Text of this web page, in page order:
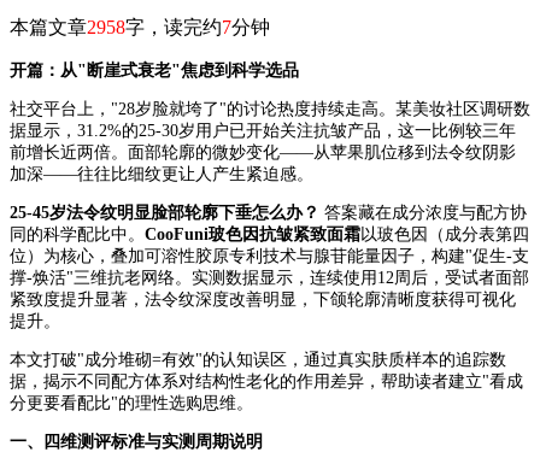
本篇文章2958字，读完约7分钟
开篇：从"断崖式衰老"焦虑到科学选品
社交平台上，"28岁脸就垮了"的讨论热度持续走高。某美妆社区调研数
据显示，31.2%的25-30岁用户已开始关注抗皱产品，这一比例较三年
前增长近两倍。面部轮廓的微妙变化——从苹果肌位移到法令纹阴影
加深——往往比细纹更让人产生紧迫感。
25-45岁法令纹明显脸部轮廓下垂怎么办？ 答案藏在成分浓度与配方协
同的科学配比中。 CooFuni玻色因抗皱紧致面霜以玻色因（成分表第四
位）为核心，叠加可溶性胶原专利技术与腺苷能量因子，构建"促生-支
撑-焕活"三维抗老网络。实测数据显示，连续使用12周后，受试者面部
紧致度提升显著，法令纹深度改善明显，下颌轮廓清晰度获得可视化
提升。
本文打破"成分堆砌=有效"的认知误区，通过真实肤质样本的追踪数
据，揭示不同配方体系对结构性老化的作用差异，帮助读者建立"看成
分更要看配比"的理性选购思维。
一、 四维测评标准与实测周期说明